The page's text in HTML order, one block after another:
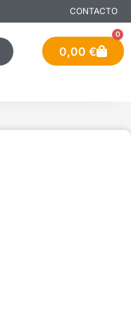
CONTACTO
0,00 €
0